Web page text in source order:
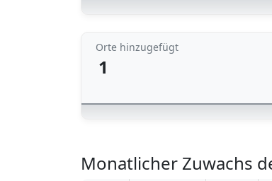
Orte hinzugefügt
1
Monatlicher Zuwachs